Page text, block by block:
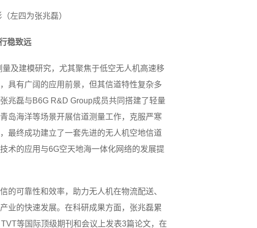
左四为张兆磊）
稳致远
及建模研究，尤其聚焦于低空无人机高速移
具有广阔的应用前景，但其信道特性复杂多
兆磊与B6G R&D Group成员共同搭建了轻量
岛海洋等场景开展信道测量工作，克服严寒
最终成功建立了一套先进的无人机空地信道
术的应用与6G空天地海一体化网络的发展提
的可靠性和效率，助力无人机在物流配送、
业的快速发展。在科研成果方面，张兆磊累
等国际顶级期刊和会议上发表3篇论文，在